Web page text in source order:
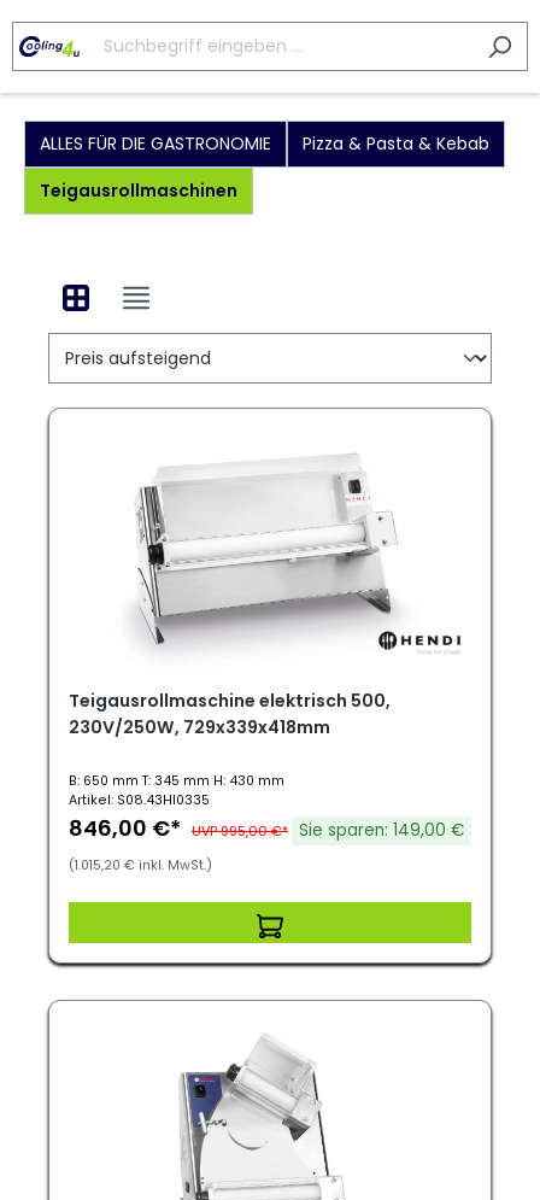
ALLES FÜR DIE GASTRONOMIE
Pizza & Pasta & Kebab
Teigausrollmaschinen
Teigausrollmaschine elektrisch 500,
230V/250W, 729x339x418mm
B: 650 mm T: 345 mm H: 430 mm
Artikel: S08.43HI0335
846,00 €* UVP 995,00 €* Sie sparen: 149,00 €
(1.015,20 € inkl. MwSt.)